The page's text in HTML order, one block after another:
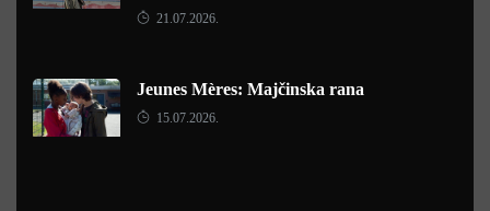
21.07.2026.
Jeunes Mères: Majčinska rana
15.07.2026.